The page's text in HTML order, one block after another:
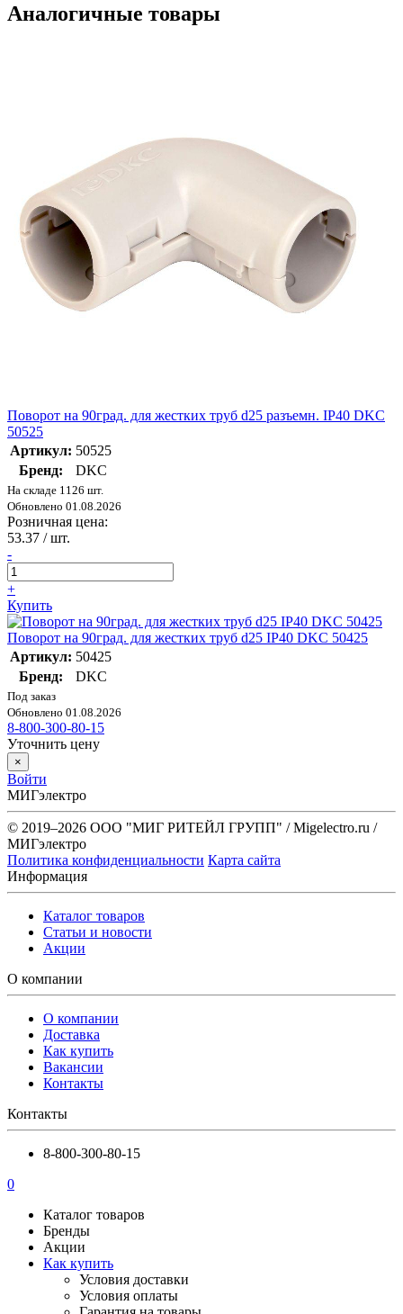
Аналогичные товары
Поворот на 90град. для жестких труб d25 разъемн. IP40 DKC
50525
Артикул: 50525
Бренд:
DKC
На складе 1126 шт.
Обновлено 01.08.2026
Розничная цена:
53.37 / шт.
-
+
Купить
Поворот на 90град. для жестких труб d25 IP40 DKC 50425
Артикул: 50425
Бренд:
DKC
Под заказ
Обновлено 01.08.2026
8-800-300-80-15
Уточнить цену
×
Войти
МИГэлектро
© 2019–2026 ООО "МИГ РИТЕЙЛ ГРУПП" / Migelectro.ru /
МИГэлектро
Политика конфиденциальности Карта сайта
Информация
Каталог товаров
Статьи и новости
Акции
О компании
О компании
Доставка
Как купить
Вакансии
Контакты
Контакты
8-800-300-80-15
0
Каталог товаров
Бренды
Акции
Как купить
Условия доставки
Условия оплаты